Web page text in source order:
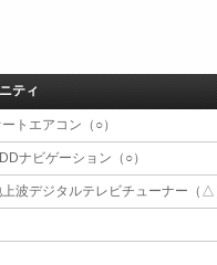
ティ
ートエアコン（○）
ナビゲーション（○）
波デジタルテレビチューナー（△